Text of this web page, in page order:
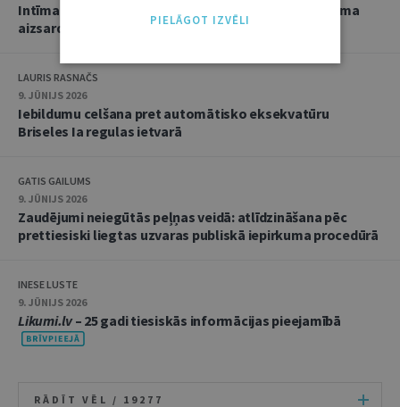
Intīma rakstura materiālu izplatīšana: starp privātuma
aizsardzību un seksuālo autonomiju
LAURIS RASNAČS
9. JŪNIJS 2026
Iebildumu celšana pret automātisko eksekvatūru
Briseles Ia regulas ietvarā
GATIS GAILUMS
9. JŪNIJS 2026
Zaudējumi neiegūtās peļņas veidā: atlīdzināšana pēc
prettiesiski liegtas uzvaras publiskā iepirkuma procedūrā
INESE LUSTE
9. JŪNIJS 2026
Likumi.lv– 25 gadi tiesiskās informācijas pieejamībā
RĀDĪT VĒL / 19277
PIELĀGOT IZVĒLI